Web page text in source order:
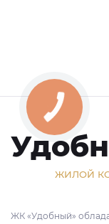
ЖИЛОЙ
ЖК «Удобный»